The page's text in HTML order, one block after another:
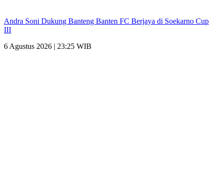
Andra Soni Dukung Banteng Banten FC Berjaya di Soekarno Cup
III
6 Agustus 2026 | 23:25 WIB